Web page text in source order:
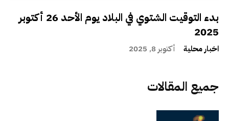
بدء التوقيت الشتوي في البلاد يوم الأحد 26 أكتوبر
2025
اخبار محلية أكتوبر 8, 2025
جميع المقالات